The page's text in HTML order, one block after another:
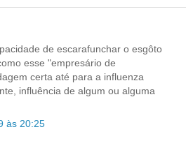
de escarafunchar o esgôto
esse "empresário de
certa até para a influenza
influência de algum ou alguma
às 20:25